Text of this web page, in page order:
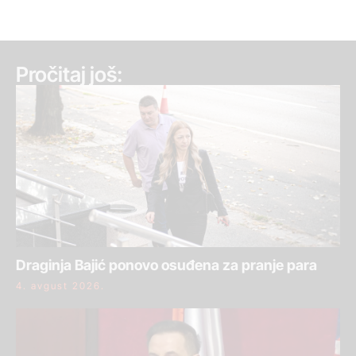
Pročitaj još:
Draginja Bajić ponovo osuđena za pranje para
4. avgust 2026.